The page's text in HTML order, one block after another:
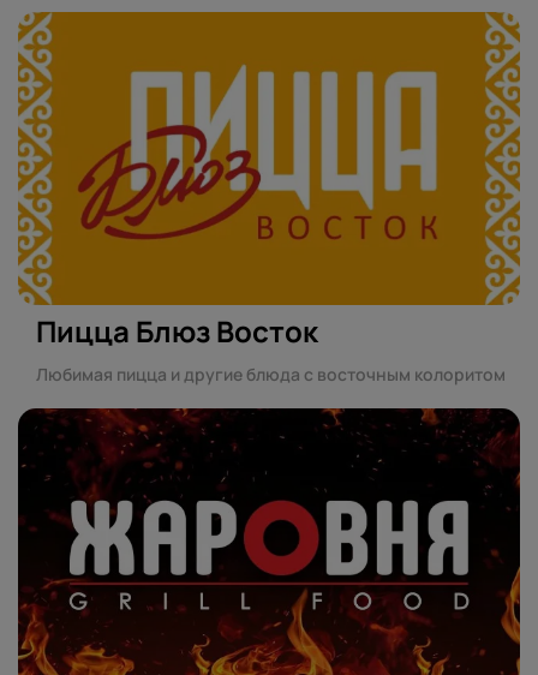
Пицца Блюз Восток
Любимая пицца и другие блюда с восточным колоритом